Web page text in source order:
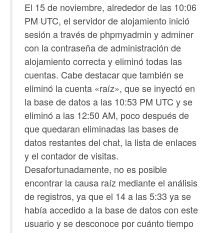
El 15 de noviembre, alrededor de las 10:06
PM UTC, el servidor de alojamiento inició
sesión a través de phpmyadmin y adminer
con la contraseña de administración de
alojamiento correcta y eliminó todas las
cuentas. Cabe destacar que también se
eliminó la cuenta «raíz», que se inyectó en
la base de datos a las 10:53 PM UTC y se
eliminó a las 12:50 AM, poco después de
que quedaran eliminadas las bases de
datos restantes del chat, la lista de enlaces
y el contador de visitas.
Desafortunadamente, no es posible
encontrar la causa raíz mediante el análisis
de registros, ya que el 14 a las 5:33 ya se
había accedido a la base de datos con este
usuario y se desconoce por cuánto tiempo